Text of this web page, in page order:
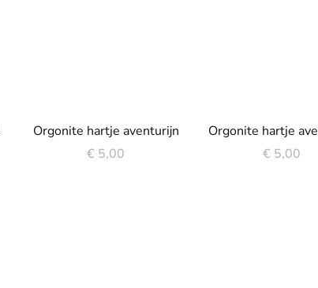
Orgonite hartje aventurijn
€ 5,00
Orgonite hartje
€ 5,00